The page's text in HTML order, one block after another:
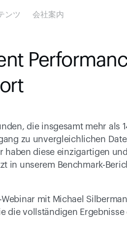
ンツ 会社案内
die insgesamt mehr als
zu unvergleichlichen
haben diese einzigartigen
in unserem Benchmark-
mit Michael
die vollständigen